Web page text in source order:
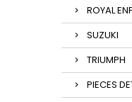
ROYAL
SUZUKI
TRIUMPH
PIECES